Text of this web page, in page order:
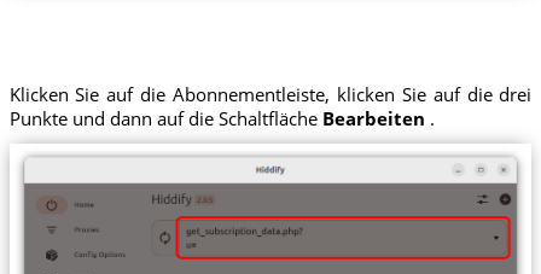
Klicken Sie auf die Abonnementleiste, klicken Sie auf die drei
Punkte und dann auf die Schaltfläche Bearbeiten .